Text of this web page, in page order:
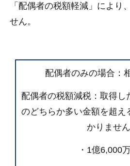
「配偶者の税額軽減」により
せん。
配偶者のみの場合：
配偶者の税額減税：取得し
のどちらか多い金額を超え
かりません
・1億6,000